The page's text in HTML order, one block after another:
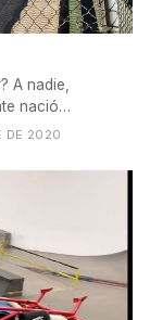
A nadie,
nació
DE 2020